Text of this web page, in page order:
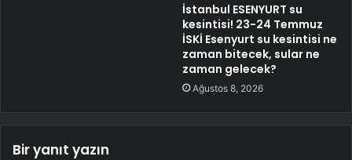
İstanbul ESENYURT su
kesintisi! 23-24 Temmuz
İSKİ Esenyurt su kesintisi ne
zaman bitecek, sular ne
zaman gelecek?
Ağustos 8, 2026
Bir yanıt yazın